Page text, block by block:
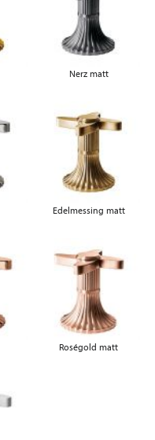
Nerz matt
Edelmessing matt
Roségold matt